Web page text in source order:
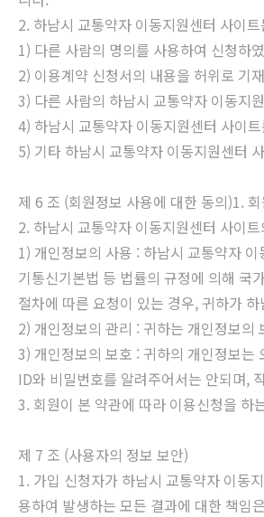
2. 하남시 교통약자 이동지원센터 사이
1) 다른 사람의 명의를 사용하여 신청하
2) 이용계약 신청서의 내용을 허위로 기
3) 다른 사람의 하남시 교통약자 이동지
4) 하남시 교통약자 이동지원센터 사이
5) 기타 하남시 교통약자 이동지원센터
제 6 조 (회원정보 사용에 대한 동의)1.
2. 하남시 교통약자 이동지원센터 사이
1) 개인정보의 사용 : 하남시 교통약자
기통신기본법 등 법률의 규정에 의해 국
절차에 따른 요청이 있는 경우, 귀하가
2) 개인정보의 관리 : 귀하는 개인정보
3) 개인정보의 보호 : 귀하의 개인정보
ID와 비밀번호를 알려주어서는 안되며,
3. 회원이 본 약관에 따라 이용신청을 하
제 7 조 (사용자의 정보 보안)
1. 가입 신청자가 하남시 교통약자 이동
용하여 발생하는 모든 결과에 대한 책임